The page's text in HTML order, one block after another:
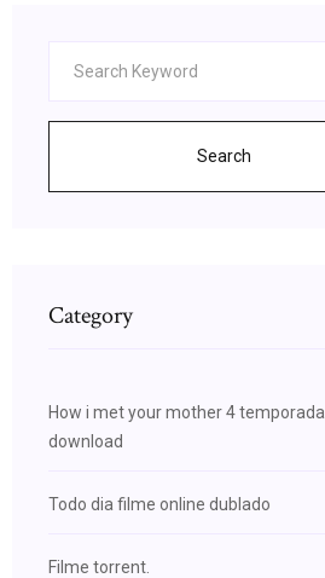
Search
Category
How i met your mother 4 temporada
download
Todo dia filme online dublado
Filme torrent.